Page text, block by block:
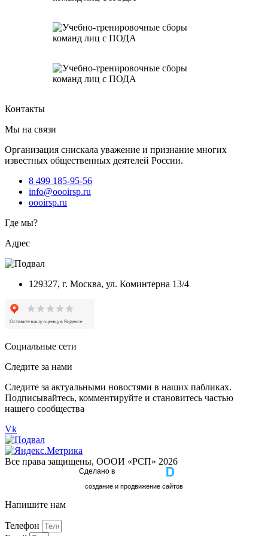
Контакты
Мы на связи
Организация снискала уважение и признание многих
известных общественных деятелей России.
8 499 185-95-56
info@oooirsp.ru
oooirsp.ru
Где мы?
Адрес
129327, г. Москва, ул. Коминтерна 13/4
Социальные сети
Следите за нами
Следите за актуальными новостями в наших пабликах.
Подписывайтесь, комментируйте и становитесь частью
нашего сообщества
Vk
Все права защищены, ОООИ «РСП» 2026
Сделано в
cоздание и продвижение сайтов
Напишите нам
Телефон